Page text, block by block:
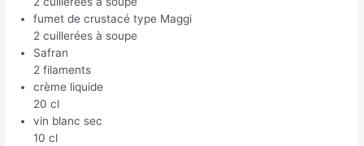
fumet de crustacé type Maggi
2 cuillerées à soupe
Safran
2 filaments
crème liquide
20 cl
vin blanc sec
10 cl